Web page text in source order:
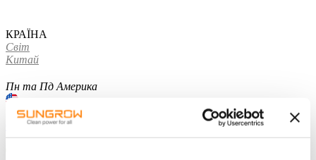
КРАЇНА
Світ
Китай
Пн та Пд Америка
США - англійська